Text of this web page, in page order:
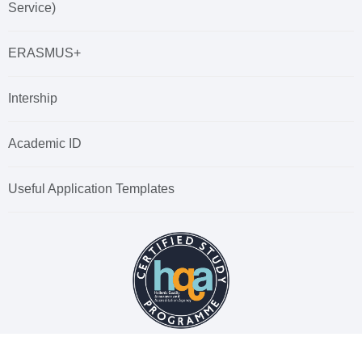
Service)
ERASMUS+
Intership
Academic ID
Useful Application Templates